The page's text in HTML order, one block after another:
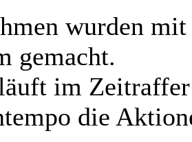
wurden
gemacht.
im
die